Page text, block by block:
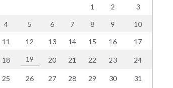
1 2 3
4 5 6 7 8 9 10
11 12 13 14 15 16 17
18 19 20 21 22 23 24
25 26 27 28 29 30 31